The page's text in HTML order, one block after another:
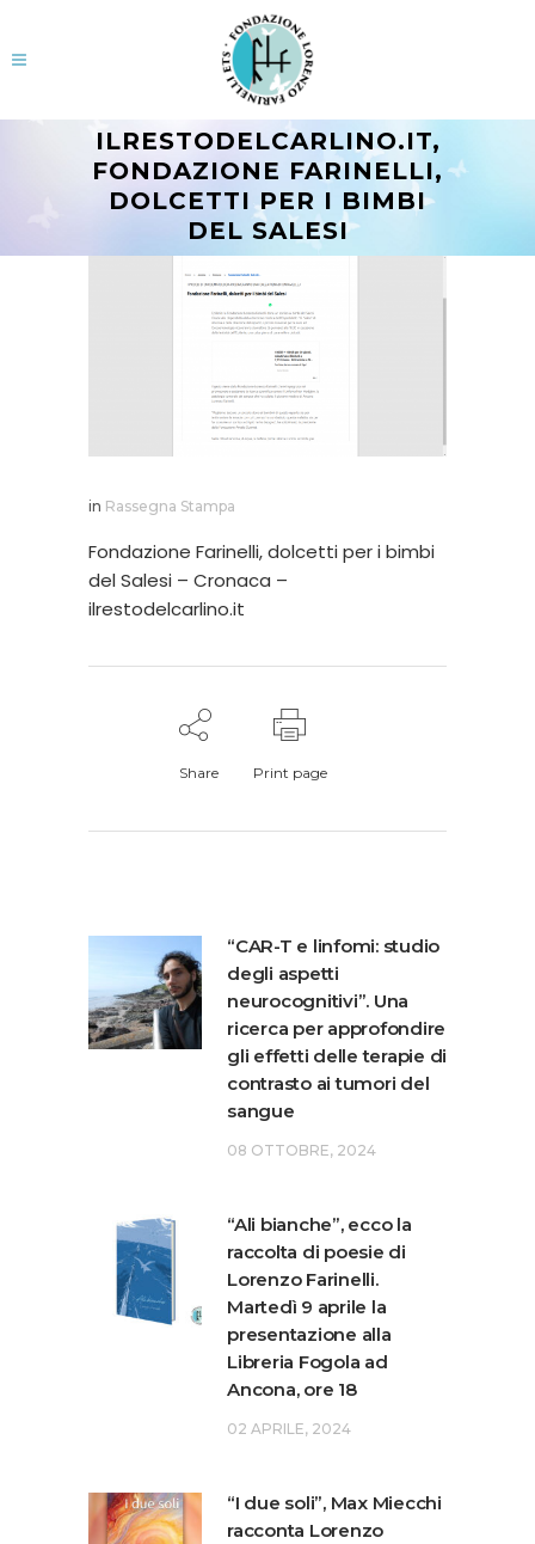
ILRESTODELCARLINO.IT,
FONDAZIONE FARINELLI,
DOLCETTI PER I BIMBI
DEL SALESI
in Rassegna Stampa
Fondazione Farinelli, dolcetti per i bimbi
del Salesi – Cronaca –
ilrestodelcarlino.it
Share Print page
“CAR-T e linfomi: studio
degli aspetti
neurocognitivi”. Una
ricerca per approfondire
gli effetti delle terapie di
contrasto ai tumori del
sangue
08 OTTOBRE, 2024
“Ali bianche”, ecco la
raccolta di poesie di
Lorenzo Farinelli.
Martedì 9 aprile la
presentazione alla
Libreria Fogola ad
Ancona, ore 18
02 APRILE, 2024
“I due soli”, Max Miecchi
racconta Lorenzo